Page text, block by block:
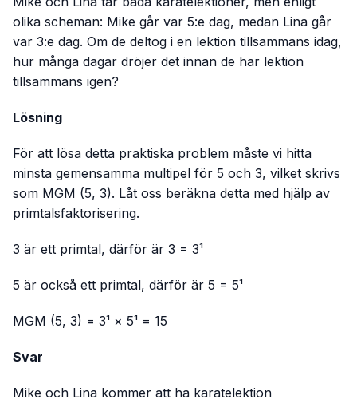
olika scheman: Mike går var 5:e dag, medan Lina går
var 3:e dag. Om de deltog i en lektion tillsammans idag,
hur många dagar dröjer det innan de har lektion
tillsammans igen?
Lösning
För att lösa detta praktiska problem måste vi hitta
minsta gemensamma multipel för 5 och 3, vilket skrivs
som MGM (5, 3). Låt oss beräkna detta med hjälp av
primtalsfaktorisering.
3 är ett primtal, därför är 3 = 3¹
5 är också ett primtal, därför är 5 = 5¹
MGM (5, 3) = 3¹ × 5¹ = 15
Svar
Mike och Lina kommer att ha karatelektion